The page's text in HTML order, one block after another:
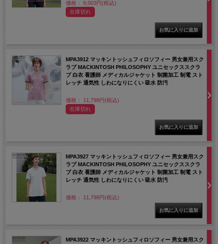
価格： 8,003円(税込)
在庫切れ
MPA3912 マッキントッシュフィロソフィー 男女兼用スク
ラブ MACKINTOSH PHILOSOPHY ユニセックススクラ
ブ 白衣 看護師 メディカルジャケット 制菌加工 制電 スト
レッチ 通気性 しわになりにくい 吸水 防汚
価格： 11,798円(税込)
在庫切れ
MPA3927 マッキントッシュフィロソフィー 男女兼用スク
ラブ MACKINTOSH PHILOSOPHY ユニセックススクラ
ブ 白衣 看護師 メディカルジャケット 制菌加工 制電 スト
レッチ 通気性 しわになりにくい 吸水 防汚
価格： 11,798円(税込)
MPA3922 マッキントッシュフィロソフィー 男女兼用スク